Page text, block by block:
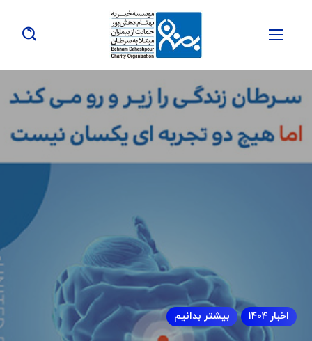
اخبار ۱۴۰۴ بیشتر بدانیم